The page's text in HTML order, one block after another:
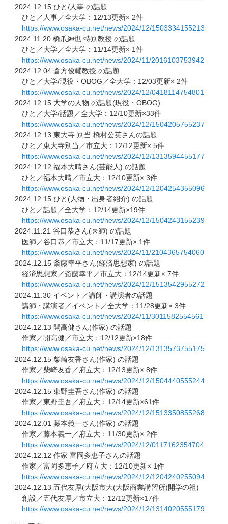
2024.12.15 ひと/人事 の話題
ひと／人事／全大学：12/13更新× 2件
https://www.osaka-cu.net/news/2024/12/1503334155213
2024.11.20 橋爪紳也 特別教授 の話題
ひと／大学／全大学：11/14更新× 1件
https://www.osaka-cu.net/news/2024/11/2016103753942
2024.12.04 倉方俊輔教授 の話題
ひと／大学/現役・OBOG／全大学：12/03更新× 2件
https://www.osaka-cu.net/news/2024/12/0418114754801
2024.12.15 大学の人物 の話題(現役・OBOG)
ひと／大学/話題／全大学：12/10更新×33件
https://www.osaka-cu.net/news/2024/12/1504205755237
2024.12.13 東大寺 別当 橋村公英さんの話題
ひと／東大寺別当／市立大：12/12更新× 5件
https://www.osaka-cu.net/news/2024/12/1313594455177
2024.12.12 福本大晴さん(芸能人) の話題
ひと／福本大晴／市立大：12/10更新× 3件
https://www.osaka-cu.net/news/2024/12/1204254355096
2024.12.15 ひと(人物・出身者紹介) の話題
ひと／話題／全大学：12/14更新×19件
https://www.osaka-cu.net/news/2024/12/1504243155239
2024.11.21 谷口恭さん(医師) の話題
医師／谷口恭／市立大：11/17更新× 1件
https://www.osaka-cu.net/news/2024/11/2104365754060
2024.12.15 斎藤幸平さん(経済思想家) の話題
経済思想家／斎藤幸平／市立大：12/14更新× 7件
https://www.osaka-cu.net/news/2024/12/1513542955272
2024.11.30 イベント／講師・講演者の話題
講師・講演者／イベント／全大学：11/28更新× 3件
https://www.osaka-cu.net/news/2024/11/3011582554561
2024.12.13 開高健さん(作家) の話題
作家／開高健／市立大：12/12更新×18件
https://www.osaka-cu.net/news/2024/12/1313573755175
2024.12.15 柴崎友香さん(作家) の話題
作家／柴崎友香／府立大：12/13更新× 8件
https://www.osaka-cu.net/news/2024/12/1504440555244
2024.12.15 東野圭吾さん(作家) の話題
作家／東野圭吾／府立大：12/14更新×61件
https://www.osaka-cu.net/news/2024/12/1513350855268
2024.12.01 藤本義一さん(作家) の話題
作家／藤本義一／府立大：11/30更新× 2件
https://www.osaka-cu.net/news/2024/12/0117162354704
2024.12.12 作家 富岡多恵子さんの話題
作家／富岡多恵子／府立大：12/10更新× 1件
https://www.osaka-cu.net/news/2024/12/1204240255094
2024.12.13 五代友厚(大阪市大(大阪商業講習所)開学の祖)
創設／五代友厚／市立大：12/12更新×17件
https://www.osaka-cu.net/news/2024/12/1314020555179